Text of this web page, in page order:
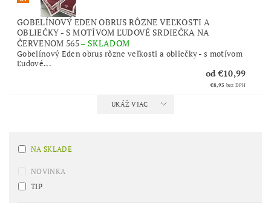
GOBELÍNOVÝ EDEN OBRUS RÔZNE VEĽKOSTI A
OBLIEČKY - S MOTÍVOM ĽUDOVÉ SRDIEČKA NA
ČERVENOM 565– SKLADOM
Gobelínový Eden obrus rôzne veľkosti a obliečky - s motívom
Ľudové...
od €10,99
€8,93 bez DPH
UKÁŽ VIAC
NA SKLADE
NOVINKA
TIP